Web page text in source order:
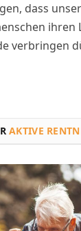
dass
ihren
verbringen
AKTIVE